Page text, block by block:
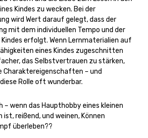
Kindes zu wecken. Bei der
wird Wert darauf gelegt, dass der
mit dem individuellen Tempo und der
erfolgt. Wenn Lernmaterialien auf
eines Kindes zugeschnitten
das Selbstvertrauen zu stärken,
Charaktereigenschaften – und
Rolle oft wunderbar.
– wenn das Haupthobby eines kleinen
ist, reißend, und weinen, Können
überleben??